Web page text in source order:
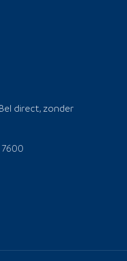
direct, zonder